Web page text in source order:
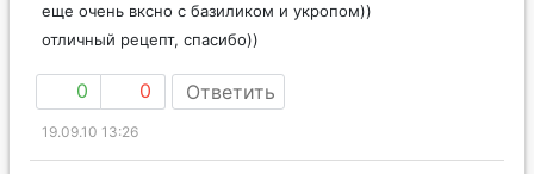
еще очень вксно с базиликом и укропом))
отличный рецепт, спасибо))
0 0 Ответить
19.09.10 13:26